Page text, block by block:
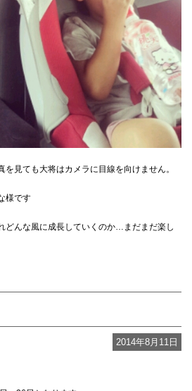
見ても大将はカメラに目線を向けません。
様です
どんな風に成長していくのか…まだまだ楽し
2014年8月11日